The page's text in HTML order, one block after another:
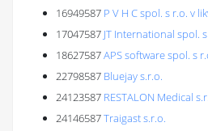
16949587 P V H C spol. s r.o. v
17047587 JT International spol.
18627587APS software spol. s
22798587 Bluejay s.r.o.
24123587 RESTALON Medical
24146587Traigast s.r.o.